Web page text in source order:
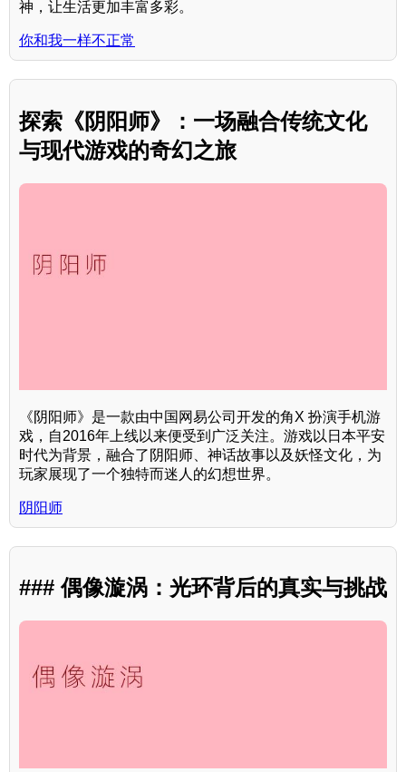
神，让生活更加丰富多彩。
你和我一样不正常
探索《阴阳师》：一场融合传统文化
与现代游戏的奇幻之旅
《阴阳师》是一款由中国网易公司开发的角X 扮演手机游
戏，自2016年上线以来便受到广泛关注。游戏以日本平安
时代为背景，融合了阴阳师、神话故事以及妖怪文化，为
玩家展现了一个独特而迷人的幻想世界。
阴阳师
### 偶像漩涡：光环背后的真实与挑战